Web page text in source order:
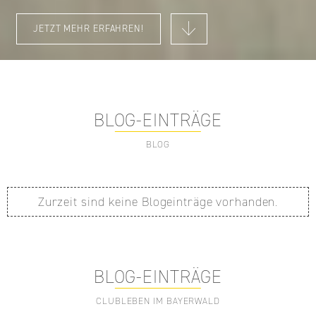
JETZT MEHR ERFAHREN!
BLOG-EINTRÄGE
BLOG
Zurzeit sind keine Blogeinträge vorhanden.
BLOG-EINTRÄGE
CLUBLEBEN IM BAYERWALD